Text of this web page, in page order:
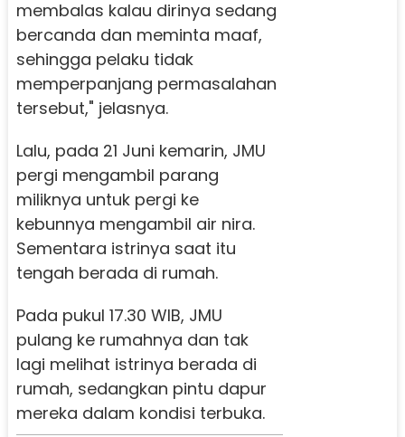
membalas kalau dirinya sedang
bercanda dan meminta maaf,
sehingga pelaku tidak
memperpanjang permasalahan
tersebut," jelasnya.
Lalu, pada 21 Juni kemarin, JMU
pergi mengambil parang
miliknya untuk pergi ke
kebunnya mengambil air nira.
Sementara istrinya saat itu
tengah berada di rumah.
Pada pukul 17.30 WIB, JMU
pulang ke rumahnya dan tak
lagi melihat istrinya berada di
rumah, sedangkan pintu dapur
mereka dalam kondisi terbuka.